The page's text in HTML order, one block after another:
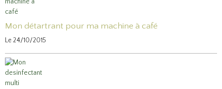
Mon détartrant pour ma machine à café
Le 24/10/2015